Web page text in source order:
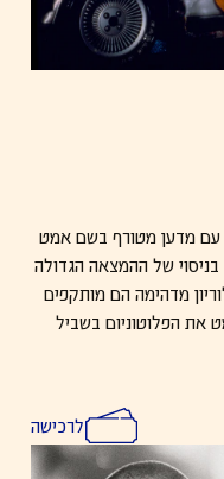
עם מדען מטורף בשם אמט
של ההמצאה הגדולה
מדהימה הם מותקפים
את הפלוטוניום בשביל
לתקופה שבה ההורים שלו
ומשנה את העתיד דבר
למרטי בעצם לא להיות
את העבר בשביל להציל
לרכישה